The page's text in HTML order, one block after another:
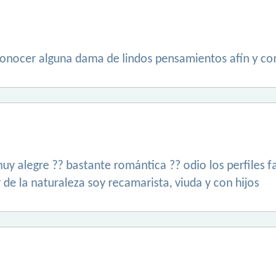
alguna dama de lindos pensamientos afín y
alegre ?? bastante romántica ?? odio los perfiles
la naturaleza soy recamarista, viuda y con hijos